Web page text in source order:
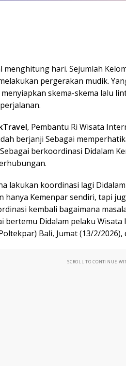
menghitung hari. Sejumlah
pergerakan mudik.
skema-skema lalu
, Pembantu Ri Wisata
berjanji Sebagai
berkoordinasi Didalam
lakukan koordinasi lagi
hanya Kemenpar sendiri, tapi
kembali bagaimana
bertemu Didalam pelaku
Bali, Jumat (13/2/2026),
SCROLL TO CONTINUE